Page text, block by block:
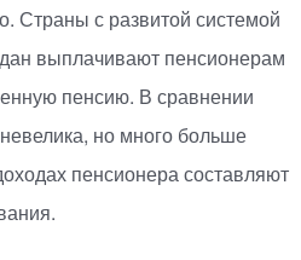
Страны с развитой системой
выплачивают пенсионерам
пенсию. В сравнении
но много больше
пенсионера составляют